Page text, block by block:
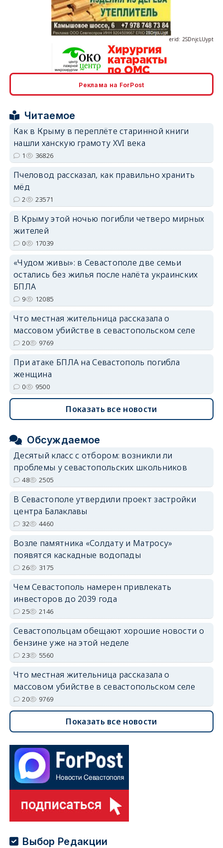
erid: 2SDnjdPjgYS
Реклама на ForPost
Читаемое
Как в Крыму в переплёте старинной книги
нашли ханскую грамоту XVI века
1 36826
Пчеловод рассказал, как правильно хранить
мёд
2 23571
В Крыму этой ночью погибли четверо мирных
жителей
0 17039
«Чудом живы»: в Севастополе две семьи
остались без жилья после налёта украинских
БПЛА
9 12085
Что местная жительница рассказала о
массовом убийстве в севастопольском селе
20 9769
При атаке БПЛА на Севастополь погибла
женщина
0 9500
Показать все новости
Обсуждаемое
Десятый класс с отбором: возникли ли
проблемы у севастопольских школьников
48 2505
В Севастополе утвердили проект застройки
центра Балаклавы
32 4460
Возле памятника «Солдату и Матросу»
появятся каскадные водопады
26 3175
Чем Севастополь намерен привлекать
инвесторов до 2039 года
25 2146
Севастопольцам обещают хорошие новости о
бензине уже на этой неделе
23 5560
Что местная жительница рассказала о
массовом убийстве в севастопольском селе
20 9769
Показать все новости
Выбор Редакции